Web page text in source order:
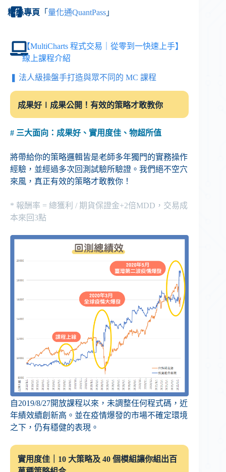
粉絲專頁 「 量化通QuantPass 」
【MultiCharts 程式交易｜從零到一快速上手】
線上課程介紹
❚ 法人級操盤手打造與眾不同的 MC 課程
成果好∣成果公開！有效的策略才敢教你
# 三大面向：成果好、實用度佳、物超所值
將帶給你的策略邏輯皆是老師多年獨門的實務操作
經驗，並經過多次回測試驗所驗證。我們絕不空穴
來風，真正有效的策略才敢教你！
* 報酬率 = 總獲利 / 期貨保證金+2倍MDD，交易成
本來回3點
自2019/8/27開放課程以來，未調整任何程式碼，近
年績效續創新高。並在疫情爆發的市場不確定環境
之下，仍有穩健的表現。
實用度佳｜10 大策略及 40 個模組讓你組出百